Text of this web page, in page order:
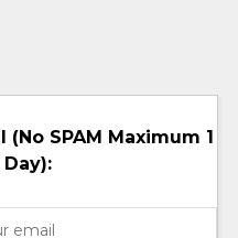
SPAM Maximum 1
Day):